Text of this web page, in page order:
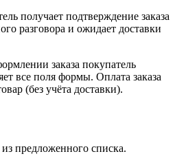
получает подтверждение заказа
разговора и ожидает доставки
заказа покупатель
все поля формы. Оплата заказа
(без учёта доставки).
предложенного списка.